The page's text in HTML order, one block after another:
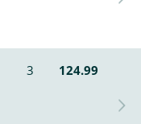
3 124.99